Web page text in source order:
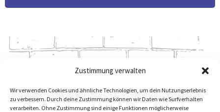
Zustimmung verwalten
Wir verwenden Cookies und ähnliche Technologien, um dein Nutzungserlebnis
zu verbessern. Durch deine Zustimmung können wir Daten wie Surfverhalten
verarbeiten. Ohne Zustimmung sind einige Funktionen möglicherweise